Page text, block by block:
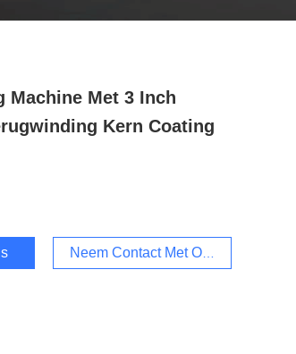
Machine Met 3 Inch
Kern Coating
Neem Contact Met Ons Op